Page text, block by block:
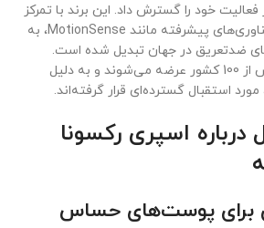
خود را گسترش داد. این برند با تمرکز
بر نوآوری و استفاده از فناوری‌های پیشرفته مانند MotionSense، به
ضدتعریق در جهان تبدیل شده است.
محصولات رکسونا در بیش از 100 کشور عرضه می‌شوند و به دلیل
استقبال گسترده‌ای قرار گرفته‌اند.
درباره اسپری رکسونا
برای پوست‌های حساس